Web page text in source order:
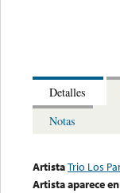
Detalles
Notas
ArtistaTrio Los
Artista aparece